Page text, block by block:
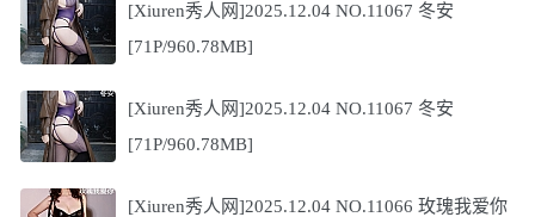
[Xiuren秀人网]2025.12.04 NO.11067 冬安
[71P/960.78MB]
[Xiuren秀人网]2025.12.04 NO.11067 冬安
[71P/960.78MB]
[Xiuren秀人网]2025.12.04 NO.11066 玫瑰我爱你